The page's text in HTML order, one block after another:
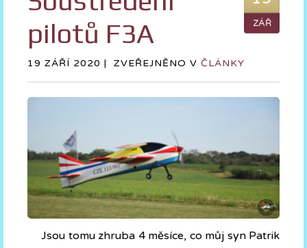
ZÁŘ
pilotů F3A
19 ZÁŘÍ 2020 | ZVEŘEJNĚNO V ČLÁNKY
Jsou tomu zhruba 4 měsíce, co můj syn Patrik